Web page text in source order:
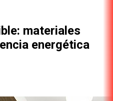
materiales
energética